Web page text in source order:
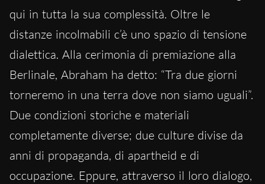
qui in tutta la sua complessità. Oltre le
distanze incolmabili c’è uno spazio di tensione
dialettica. Alla cerimonia di premiazione alla
Berlinale, Abraham ha detto: “Tra due giorni
torneremo in una terra dove non siamo uguali”.
Due condizioni storiche e materiali
completamente diverse; due culture divise da
anni di propaganda, di apartheid e di
occupazione. Eppure, attraverso il loro dialogo,